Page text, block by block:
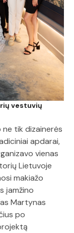
vestuvių
tik dizainerės
apdarai,
vienas
Lietuvoje
makiažo
įamžino
Martynas
po